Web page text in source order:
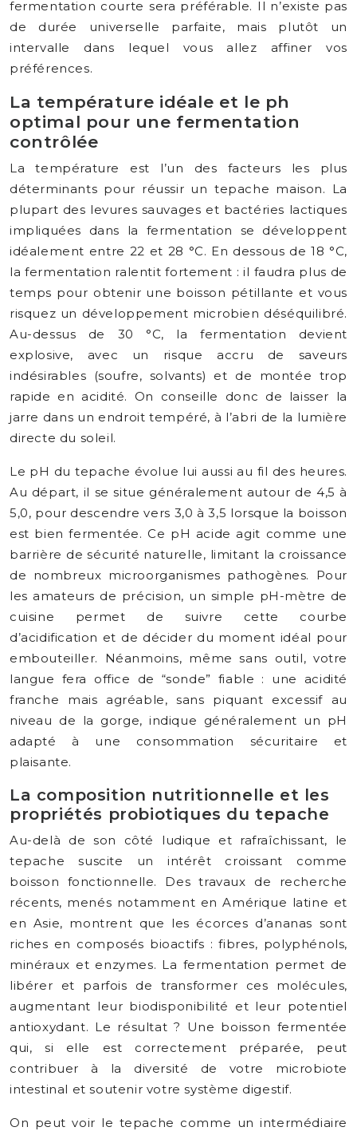
fermentation courte sera préférable. Il n’existe pas
de durée universelle parfaite, mais plutôt un
intervalle dans lequel vous allez affiner vos
préférences.
La température idéale et le ph
optimal pour une fermentation
contrôlée
La température est l’un des facteurs les plus
déterminants pour réussir un tepache maison. La
plupart des levures sauvages et bactéries lactiques
impliquées dans la fermentation se développent
idéalement entre 22 et 28 °C. En dessous de 18 °C,
la fermentation ralentit fortement : il faudra plus de
temps pour obtenir une boisson pétillante et vous
risquez un développement microbien déséquilibré.
Au-dessus de 30 °C, la fermentation devient
explosive, avec un risque accru de saveurs
indésirables (soufre, solvants) et de montée trop
rapide en acidité. On conseille donc de laisser la
jarre dans un endroit tempéré, à l’abri de la lumière
directe du soleil.
Le pH du tepache évolue lui aussi au fil des heures.
Au départ, il se situe généralement autour de 4,5 à
5,0, pour descendre vers 3,0 à 3,5 lorsque la boisson
est bien fermentée. Ce pH acide agit comme une
barrière de sécurité naturelle, limitant la croissance
de nombreux microorganismes pathogènes. Pour
les amateurs de précision, un simple pH-mètre de
cuisine permet de suivre cette courbe
d’acidification et de décider du moment idéal pour
embouteiller. Néanmoins, même sans outil, votre
langue fera office de “sonde” fiable : une acidité
franche mais agréable, sans piquant excessif au
niveau de la gorge, indique généralement un pH
adapté à une consommation sécuritaire et
plaisante.
La composition nutritionnelle et les
propriétés probiotiques du tepache
Au-delà de son côté ludique et rafraîchissant, le
tepache suscite un intérêt croissant comme
boisson fonctionnelle. Des travaux de recherche
récents, menés notamment en Amérique latine et
en Asie, montrent que les écorces d’ananas sont
riches en composés bioactifs : fibres, polyphénols,
minéraux et enzymes. La fermentation permet de
libérer et parfois de transformer ces molécules,
augmentant leur biodisponibilité et leur potentiel
antioxydant. Le résultat ? Une boisson fermentée
qui, si elle est correctement préparée, peut
contribuer à la diversité de votre microbiote
intestinal et soutenir votre système digestif.
On peut voir le tepache comme un intermédiaire